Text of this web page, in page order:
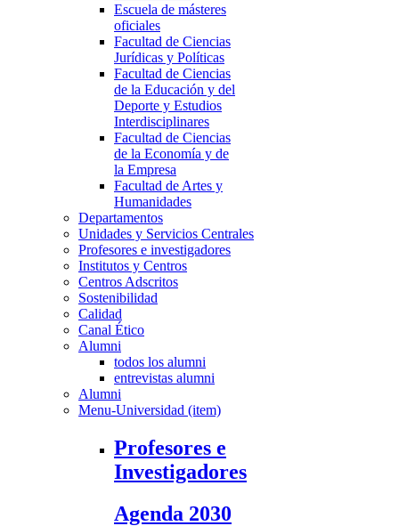
Escuela de másteres
oficiales
Facultad de Ciencias
Jurídicas y Políticas
Facultad de Ciencias
de la Educación y del
Deporte y Estudios
Interdisciplinares
Facultad de Ciencias
de la Economía y de
la Empresa
Facultad de Artes y
Humanidades
Departamentos
Unidades y Servicios Centrales
Profesores e investigadores
Institutos y Centros
Centros Adscritos
Sostenibilidad
Calidad
Canal Ético
Alumni
todos los alumni
entrevistas alumni
Alumni
Menu-Universidad (item)
Profesores e
Investigadores
Agenda 2030